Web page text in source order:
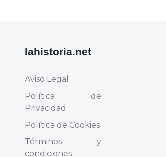
lahistoria.net
Aviso Legal
Política de
Privacidad
Política de Cookies
Términos y
condiciones